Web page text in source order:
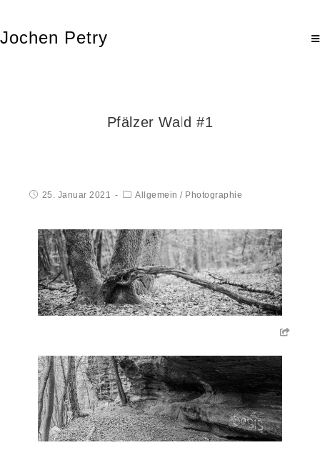
Jochen Petry
Pfälzer Wald #1
25. Januar 2021 Allgemein / Photographie